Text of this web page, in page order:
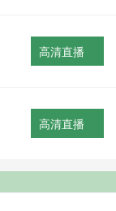
高清直播
高清直播